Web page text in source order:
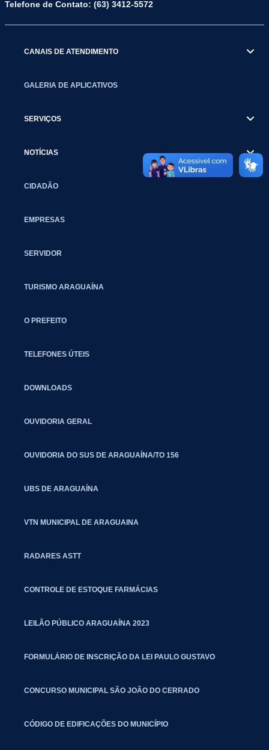
Telefone de Contato: (63) 3412-5572
CANAIS DE ATENDIMENTO
GALERIA DE APLICATIVOS
SERVIÇOS
NOTÍCIAS
CIDADÃO
EMPRESAS
SERVIDOR
TURISMO ARAGUAÍNA
O PREFEITO
TELEFONES ÚTEIS
DOWNLOADS
OUVIDORIA GERAL
OUVIDORIA DO SUS DE ARAGUAÍNA/TO 156
UBS DE ARAGUAÍNA
VTN MUNICIPAL DE ARAGUAINA
RADARES ASTT
CONTROLE DE ESTOQUE FARMÁCIAS
LEILÃO PÚBLICO ARAGUAÍNA 2023
FORMULÁRIO DE INSCRIÇÃO DA LEI PAULO GUSTAVO
CONCURSO MUNICIPAL SÃO JOÃO DO CERRADO
CÓDIGO DE EDIFICAÇÕES DO MUNICÍPIO